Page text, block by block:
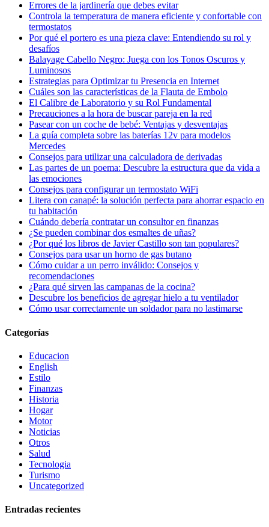
Errores de la jardinería que debes evitar
Controla la temperatura de manera eficiente y confortable con
termostatos
Por qué el portero es una pieza clave: Entendiendo su rol y
desafíos
Balayage Cabello Negro: Juega con los Tonos Oscuros y
Luminosos
Estrategias para Optimizar tu Presencia en Internet
Cuáles son las características de la Flauta de Embolo
El Calibre de Laboratorio y su Rol Fundamental
Precauciones a la hora de buscar pareja en la red
Pasear con un coche de bebé: Ventajas y desventajas
La guía completa sobre las baterías 12v para modelos
Mercedes
Consejos para utilizar una calculadora de derivadas
Las partes de un poema: Descubre la estructura que da vida a
las emociones
Consejos para configurar un termostato WiFi
Litera con canapé: la solución perfecta para ahorrar espacio en
tu habitación
Cuándo debería contratar un consultor en finanzas
¿Se pueden combinar dos esmaltes de uñas?
¿Por qué los libros de Javier Castillo son tan populares?
Consejos para usar un horno de gas butano
Cómo cuidar a un perro inválido: Consejos y
recomendaciones
¿Para qué sirven las campanas de la cocina?
Descubre los beneficios de agregar hielo a tu ventilador
Cómo usar correctamente un soldador para no lastimarse
Categorías
Educacion
English
Estilo
Finanzas
Historia
Hogar
Motor
Noticias
Otros
Salud
Tecnologia
Turismo
Uncategorized
Entradas recientes